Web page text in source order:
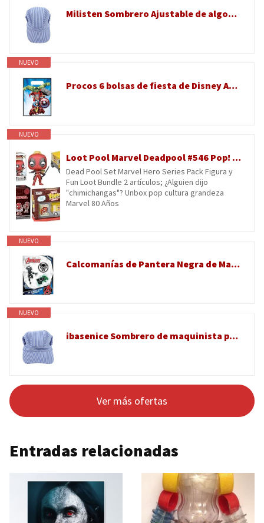
Milisten Sombrero Ajustable de algodón con diseño clásico a Rayas para Cosplay de Conductor de Tren - Gorro Unisex para Fiestas temáticas
NUEVO
Procos 6 bolsas de fiesta de Disney Avengers Marvel para fiestas de cumpleaños infantiles con asas de transporte, 17 x 25 cm, hechas de película de plástico, bolsas de regalo para decoración de
NUEVO
Loot Pool Marvel Deadpool #546 Pop! Vinilo incluido con mini figura de Marvel, personaje Chimichanga, 2 artículos
Dead Pool Set Marvel Hero Series Pack Figura y
Fun Loot Bundle 2 artículos; ¿Alguien dijo
"chimichangas"? Unbox pop cultura grandeza
Marvel 80 Años
NUEVO
Calcomanías de Pantera Negra de Marvel, juego de 3 calcomanías de vinilo para botella de agua, casco de bicicleta, laptop, monopatín, coche, calcomanías de Marvel para niños y adultos
NUEVO
ibasenice Sombrero de maquinista para Hombres y Mujeres, Estilo clásico con Rayas Azules, Estructura Octogonal y Tejido de algodón Ligero, Adecuado para representaciones y Eventos al Aire
Ver más ofertas
Entradas relacionadas